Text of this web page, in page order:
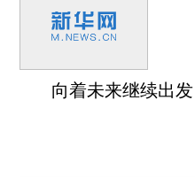
向着未来继续出